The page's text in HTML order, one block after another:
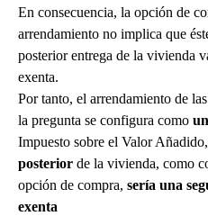
En consecuencia, la opción de
arrendamiento no implica que
posterior entrega de la vivienda
exenta.
Por tanto, el arrendamiento de
la pregunta se configura como
Impuesto sobre el Valor Añadido,
posterior de la vivienda, como
opción de compra, sería una
exenta